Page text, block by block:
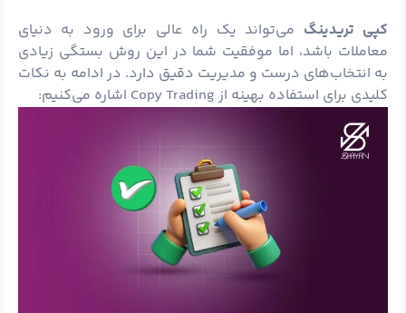
کپی تریدینگ می‌تواند یک راه عالی برای ورود به دنیای
معاملات باشد، اما موفقیت شما در این روش بستگی زیادی
به انتخاب‌های درست و مدیریت دقیق دارد. در ادامه به نکات
کلیدی برای استفاده بهینه از Copy Trading اشاره می‌کنیم: